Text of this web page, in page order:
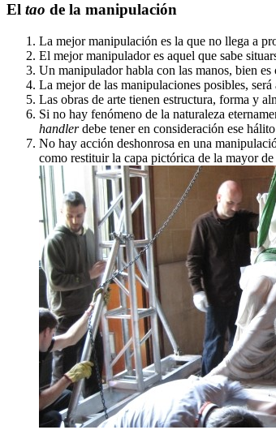
El tao de la manipulación
La mejor manipulación es la que no llega a
El mejor manipulador es aquel que sabe
Un manipulador habla con las manos, bien
La mejor de las manipulaciones posibles,
Las obras de arte tienen estructura, forma y
Si no hay fenómeno de la naturaleza
handlerdebe tener en consideración ese
No hay acción deshonrosa en una
como restituir la capa pictórica de la mayor